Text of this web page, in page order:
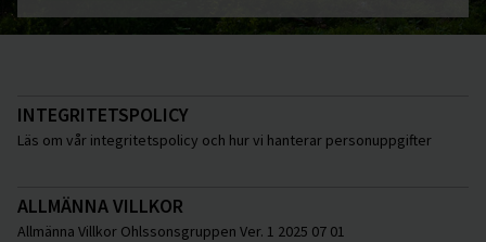
INTEGRITETSPOLICY
Läs om vår integritetspolicy och hur vi hanterar personuppgifter
ALLMÄNNA VILLKOR
Allmänna Villkor Ohlssonsgruppen Ver. 1 2025 07 01